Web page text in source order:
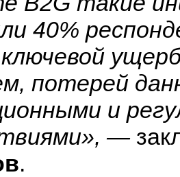
40%
потерей
и
—
.